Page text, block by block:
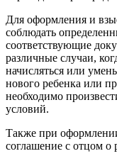
Для оформления и
соблюдать
соответствующие
различные случаи,
начисляться или
нового ребенка или
необходимо
условий.
Также при
соглашение с отцом о